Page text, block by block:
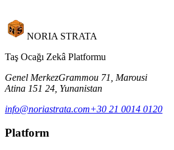
NORIA STRATA
Taş Ocağı Zekâ Platformu
Genel MerkezGrammou 71, Marousi
Atina 151 24, Yunanistan
info@noriastrata.com+30 21 0014 0120
Platform